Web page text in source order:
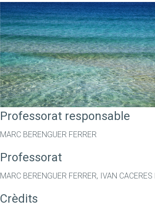
Professorat responsable
MARC BERENGUER FERRER
Professorat
MARC BERENGUER FERRER, IVAN
Crèdits